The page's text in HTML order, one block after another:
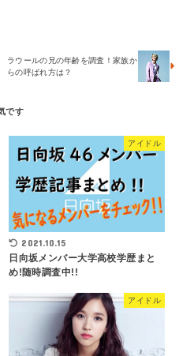
ラウールの兄の年齢を調査！家族か
らの呼ばれ方は？
アイドル
2021.10.15
日向坂メンバー大学高校学歴まと
め!随時調査中!!
アイドル